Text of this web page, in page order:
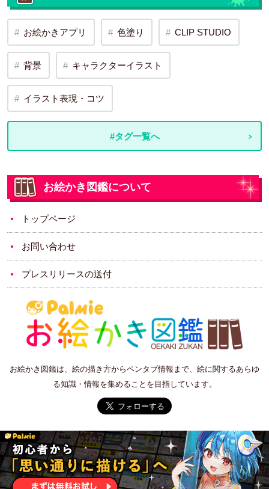
お絵かきアプリ 色塗り CLIP STUDIO
背景 キャラクターイラスト
イラスト表現・コツ
#タグ一覧へ
お絵かき図鑑について
トップページ
お問い合わせ
プレスリリースの送付
お絵かき図鑑は、絵の描き方からペンタブ情報まで、絵に関するあらゆ
る知識・情報を集めることを目指しています。